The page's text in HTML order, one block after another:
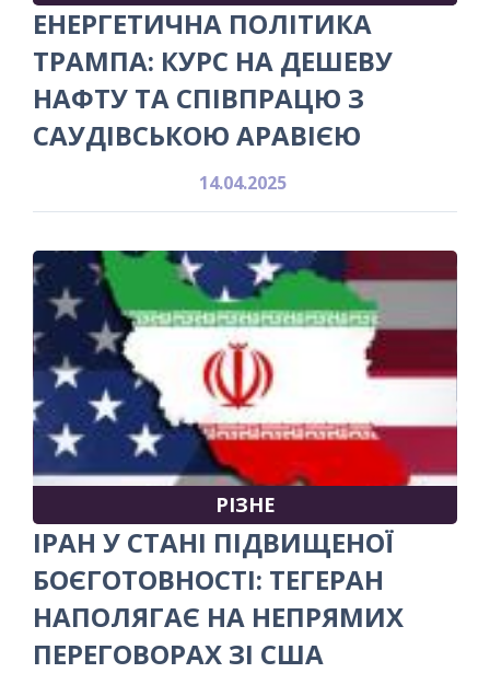
ЕНЕРГЕТИЧНА ПОЛІТИКА
ТРАМПА: КУРС НА ДЕШЕВУ
НАФТУ ТА СПІВПРАЦЮ З
САУДІВСЬКОЮ АРАВІЄЮ
14.04.2025
РІЗНЕ
ІРАН У СТАНІ ПІДВИЩЕНОЇ
БОЄГОТОВНОСТІ: ТЕГЕРАН
НАПОЛЯГАЄ НА НЕПРЯМИХ
ПЕРЕГОВОРАХ ЗІ США